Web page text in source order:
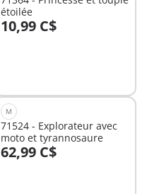
étoilée
10,99 C$
Au panier
M
71524 - Explorateur avec
moto et tyrannosaure
62,99 C$
Au panier